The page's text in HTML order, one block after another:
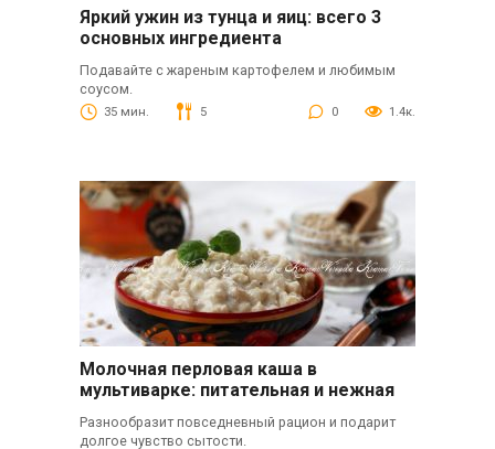
Яркий ужин из тунца и яиц: всего 3
основных ингредиента
Подавайте с жареным картофелем и любимым
соусом.
35 мин. 5 0 1.4к.
Молочная перловая каша в
мультиварке: питательная и нежная
Разнообразит повседневный рацион и подарит
долгое чувство сытости.